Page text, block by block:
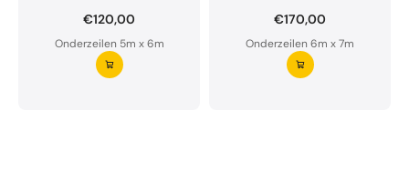
€120,00
Onderzeilen 5m x 6m
€170,00
Onderzeilen 6m x 7m
Onderzeil op maat bestellen?
Ons onderzeil is waterdoorlatend en van premium